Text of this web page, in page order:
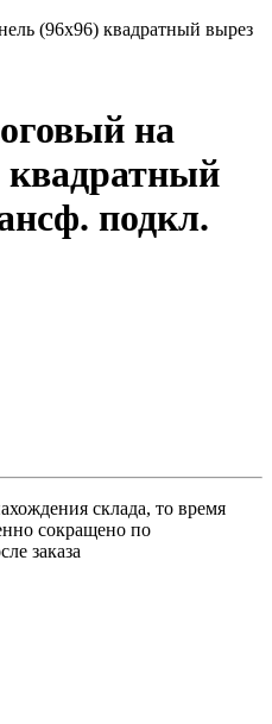
на
квадратный
подкл.
склада, то время
сокращено по
заказа